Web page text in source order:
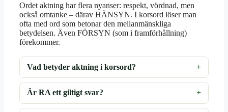
Ordet aktning har flera nyanser: respekt, vördnad, men
också omtanke – därav HÄNSYN. I korsord löser man
ofta med ord som betonar den mellanmänskliga
betydelsen. Även FÖRSYN (som i framförhållning)
förekommer.
Vad betyder aktning i korsord?
Är RA ett giltigt svar?